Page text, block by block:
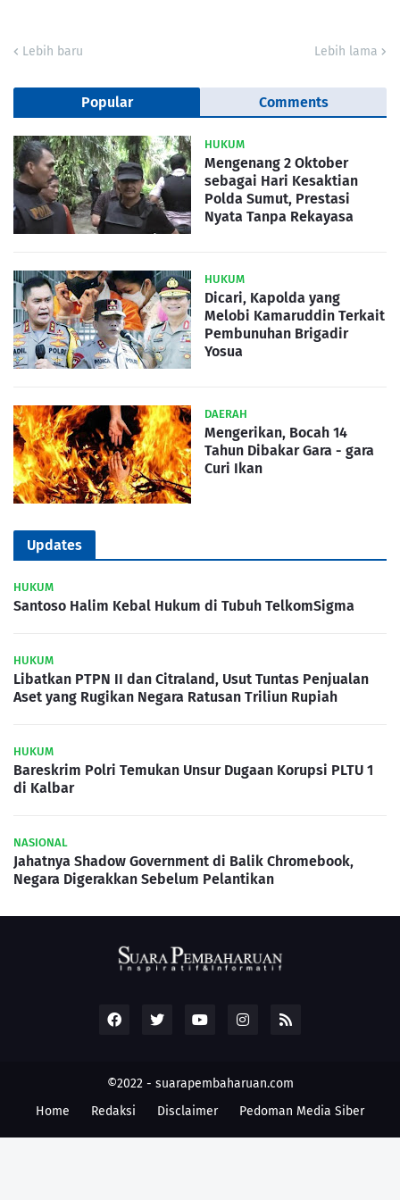
Lebih baru Lebih lama
Popular Comments
HUKUM
Mengenang 2 Oktober
sebagai Hari Kesaktian
Polda Sumut, Prestasi
Nyata Tanpa Rekayasa
HUKUM
Dicari, Kapolda yang
Melobi Kamaruddin Terkait
Pembunuhan Brigadir
Yosua
DAERAH
Mengerikan, Bocah 14
Tahun Dibakar Gara - gara
Curi Ikan
Updates
HUKUM
Santoso Halim Kebal Hukum di Tubuh TelkomSigma
HUKUM
Libatkan PTPN II dan Citraland, Usut Tuntas Penjualan
Aset yang Rugikan Negara Ratusan Triliun Rupiah
HUKUM
Bareskrim Polri Temukan Unsur Dugaan Korupsi PLTU 1
di Kalbar
NASIONAL
Jahatnya Shadow Government di Balik Chromebook,
Negara Digerakkan Sebelum Pelantikan
©2022 - suarapembaharuan.com
Home
Redaksi Disclaimer Pedoman Media Siber